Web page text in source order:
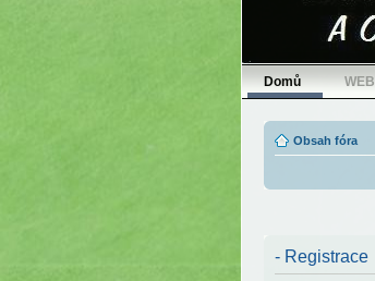
Domů WEB
Obsah fóra
- Registrace